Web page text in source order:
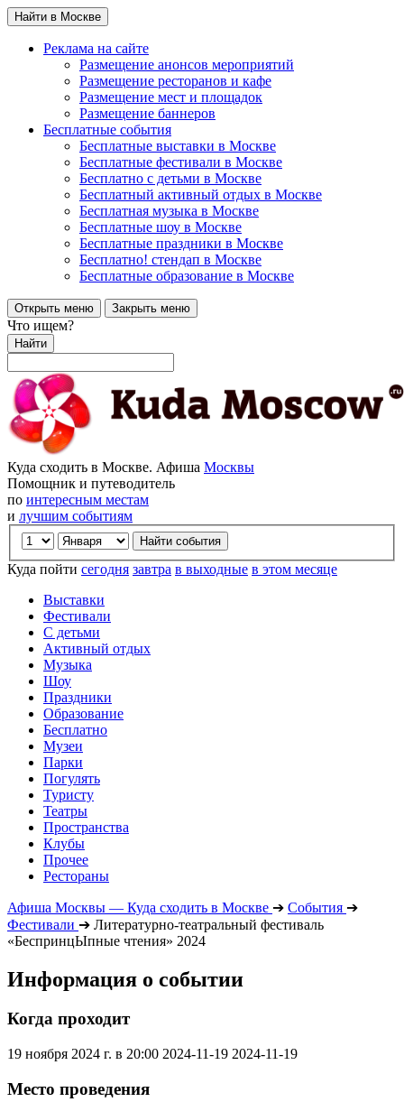
Найти в Москве
Реклама на сайте
Размещение анонсов мероприятий
Размещение ресторанов и кафе
Размещение мест и площадок
Размещение баннеров
Бесплатные события
Бесплатные выставки в Москве
Бесплатные фестивали в Москве
Бесплатно с детьми в Москве
Бесплатный активный отдых в Москве
Бесплатная музыка в Москве
Бесплатные шоу в Москве
Бесплатные праздники в Москве
Бесплатно! стендап в Москве
Бесплатные образование в Москве
Открыть меню Закрыть меню
Что ищем?
Найти
Куда сходить в Москве. Афиша Москвы
Помощник и путеводитель
по интересным местам
и лучшим событиям
Куда пойти сегодня завтра в выходные в этом месяце
Выставки
Фестивали
С детьми
Активный отдых
Музыка
Шоу
Праздники
Образование
Бесплатно
Музеи
Парки
Погулять
Туристу
Театры
Пространства
Клубы
Прочее
Рестораны
Афиша Москвы — Куда сходить в Москве ➔ События ➔
Фестивали ➔ Литературно-театральный фестиваль
«БеспринцЫпные чтения» 2024
Информация о событии
Когда проходит
19 ноября 2024 г. в 20:00 2024-11-19 2024-11-19
Место проведения